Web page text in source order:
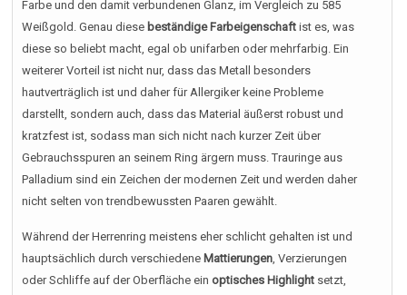
Farbe und den damit verbundenen Glanz, im Vergleich zu 585
Weißgold. Genau diese beständige Farbeigenschaft ist es, was
diese so beliebt macht, egal ob unifarben oder mehrfarbig. Ein
weiterer Vorteil ist nicht nur, dass das Metall besonders
hautverträglich ist und daher für Allergiker keine Probleme
darstellt, sondern auch, dass das Material äußerst robust und
kratzfest ist, sodass man sich nicht nach kurzer Zeit über
Gebrauchsspuren an seinem Ring ärgern muss. Trauringe aus
Palladium sind ein Zeichen der modernen Zeit und werden daher
nicht selten von trendbewussten Paaren gewählt.
Während der Herrenring meistens eher schlicht gehalten ist und
hauptsächlich durch verschiedene Mattierungen, Verzierungen
oder Schliffe auf der Oberfläche einoptisches Highlight setzt,